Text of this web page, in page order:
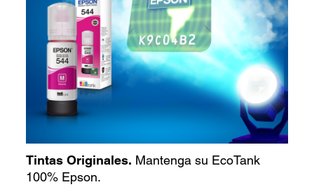
Tintas Originales. Mantenga su EcoTank
100% Epson.